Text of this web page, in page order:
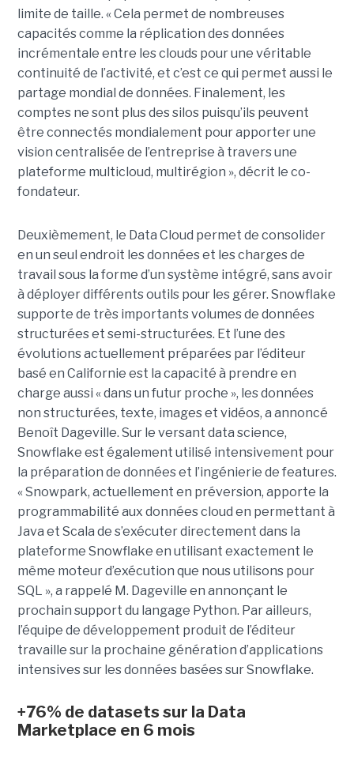
limite de taille. « Cela permet de nombreuses
capacités comme la réplication des données
incrémentale entre les clouds pour une véritable
continuité de l’activité, et c’est ce qui permet aussi le
partage mondial de données. Finalement, les
comptes ne sont plus des silos puisqu’ils peuvent
être connectés mondialement pour apporter une
vision centralisée de l’entreprise à travers une
plateforme multicloud, multirégion », décrit le co-
fondateur.
Deuxièmement, le Data Cloud permet de consolider
en un seul endroit les données et les charges de
travail sous la forme d’un système intégré, sans avoir
à déployer différents outils pour les gérer. Snowflake
supporte de très importants volumes de données
structurées et semi-structurées. Et l’une des
évolutions actuellement préparées par l’éditeur
basé en Californie est la capacité à prendre en
charge aussi « dans un futur proche », les données
non structurées, texte, images et vidéos, a annoncé
Benoît Dageville. Sur le versant data science,
Snowflake est également utilisé intensivement pour
la préparation de données et l’ingénierie de features.
« Snowpark, actuellement en préversion, apporte la
programmabilité aux données cloud en permettant à
Java et Scala de s’exécuter directement dans la
plateforme Snowflake en utilisant exactement le
même moteur d’exécution que nous utilisons pour
SQL », a rappelé M. Dageville en annonçant le
prochain support du langage Python. Par ailleurs,
l’équipe de développement produit de l’éditeur
travaille sur la prochaine génération d’applications
intensives sur les données basées sur Snowflake.
+76% de datasets sur la Data
Marketplace en 6 mois